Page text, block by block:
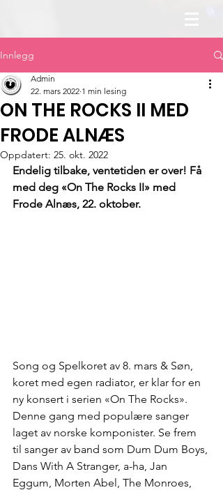
Innlegg
ON THE ROCKS II MED
FRODE ALNÆS
Admin
22. mars 2022 1 min lesing
Oppdatert: 25. okt. 2022
Endelig tilbake, ventetiden er over! Få
med deg «On The Rocks II» med
Frode Alnæs, 22. oktober.
Song og Spelkoret av 8. mars & Søn,
koret med egen radiator, er klar for en
ny konsert i serien «On The Rocks».
Denne gang med populære sanger
laget av norske komponister. Se frem
til sanger av band som Dum Dum Boys,
Dans With A Stranger, a-ha, Jan
Eggum, Morten Abel, The Monroes,